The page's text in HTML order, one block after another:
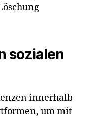
sozialen
innerhalb
um mit